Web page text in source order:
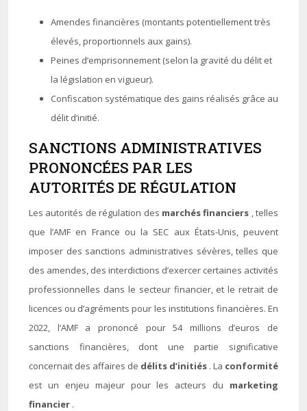
Amendes financières (montants potentiellement très
élevés, proportionnels aux gains).
Peines d’emprisonnement (selon la gravité du délit et
la législation en vigueur).
Confiscation systématique des gains réalisés grâce au
délit d’initié.
SANCTIONS ADMINISTRATIVES
PRONONCÉES PAR LES
AUTORITÉS DE RÉGULATION
Les autorités de régulation des marchés financiers , telles
que l’AMF en France ou la SEC aux États-Unis, peuvent
imposer des sanctions administratives sévères, telles que
des amendes, des interdictions d’exercer certaines activités
professionnelles dans le secteur financier, et le retrait de
licences ou d’agréments pour les institutions financières. En
2022, l’AMF a prononcé pour 54 millions d’euros de
sanctions financières, dont une partie significative
concernait des affaires de délits d’initiés . La conformité
est un enjeu majeur pour les acteurs du marketing
financier .